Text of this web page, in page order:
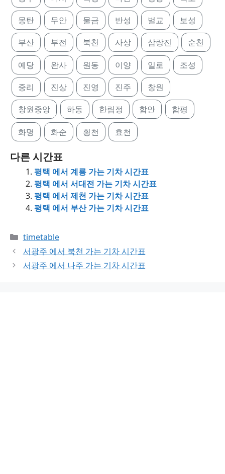
몽탄 무안 물금 반성 벌교 보성
부산 부전 북천 사상 삼랑진 순천
예당 완사 원동 이양 일로 조성
중리 진상 진영 진주 창원
창원중앙 하동 한림정 함안 함평
화명 화순 횡천 효천
다른 시간표
평택 에서 계룡 가는 기차 시간표
평택 에서 서대전 가는 기차 시간표
평택 에서 제천 가는 기차 시간표
평택 에서 부산 가는 기차 시간표
Categories
timetable
서광주 에서 북천 가는 기차 시간표
서광주 에서 나주 가는 기차 시간표